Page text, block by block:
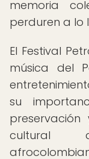
memoria
perduren a lo
El Festival
música del
su
cultural